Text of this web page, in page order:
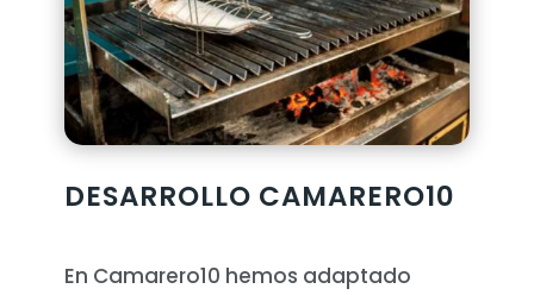
DESARROLLO CAMARERO10
En Camarero10 hemos adaptado